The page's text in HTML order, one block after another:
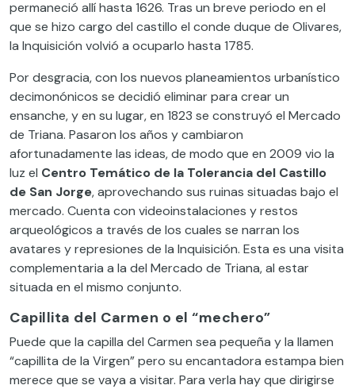
permaneció allí hasta 1626. Tras un breve periodo en el
que se hizo cargo del castillo el conde duque de Olivares,
la Inquisición volvió a ocuparlo hasta 1785.
Por desgracia, con los nuevos planeamientos urbanístico
decimonónicos se decidió eliminar para crear un
ensanche, y en su lugar, en 1823 se construyó el Mercado
de Triana. Pasaron los años y cambiaron
afortunadamente las ideas, de modo que en 2009 vio la
luz el Centro Temático de la Tolerancia del Castillo
de San Jorge, aprovechando sus ruinas situadas bajo el
mercado. Cuenta con videoinstalaciones y restos
arqueológicos a través de los cuales se narran los
avatares y represiones de la Inquisición. Esta es una visita
complementaria a la del Mercado de Triana, al estar
situada en el mismo conjunto.
Capillita del Carmen o el “mechero”
Puede que la capilla del Carmen sea pequeña y la llamen
“capillita de la Virgen” pero su encantadora estampa bien
merece que se vaya a visitar. Para verla hay que dirigirse